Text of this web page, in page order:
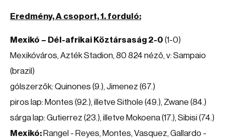
Eredmény, A csoport, 1. forduló:
Mexikó – Dél-afrikai Köztársaság 2-0 (1-0)
Mexikóváros, Azték Stadion, 80 824 néző, v: Sampaio
(brazil)
gólszerzők: Quinones (9.), Jimenez (67.)
piros lap: Montes (92.), illetve Sithole (49.), Zwane (84.)
sárga lap: Gutierrez (23.), illetve Mokoena (17.), Sibisi (74.)
Mexikó: Rangel - Reyes, Montes, Vasquez, Gallardo -